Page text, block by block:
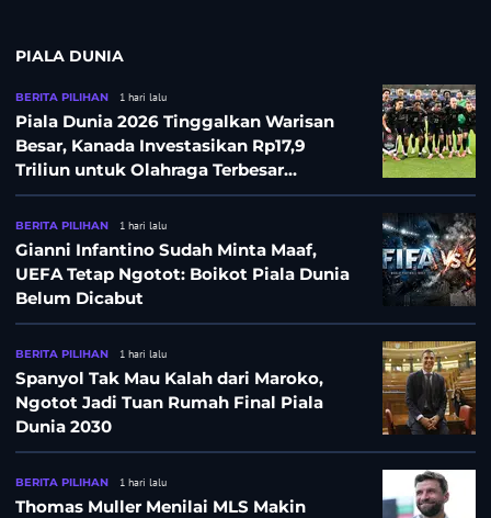
PIALA DUNIA
BERITA PILIHAN 1 hari lalu
Piala Dunia 2026 Tinggalkan Warisan
Besar, Kanada Investasikan Rp17,9
Triliun untuk Olahraga Terbesar
Sepanjang Sejarah
BERITA PILIHAN 1 hari lalu
Gianni Infantino Sudah Minta Maaf,
UEFA Tetap Ngotot: Boikot Piala Dunia
Belum Dicabut
BERITA PILIHAN 1 hari lalu
Spanyol Tak Mau Kalah dari Maroko,
Ngotot Jadi Tuan Rumah Final Piala
Dunia 2030
BERITA PILIHAN 1 hari lalu
Thomas Muller Menilai MLS Makin